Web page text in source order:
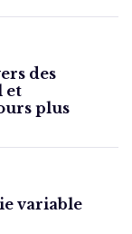
des
et
plus
variable